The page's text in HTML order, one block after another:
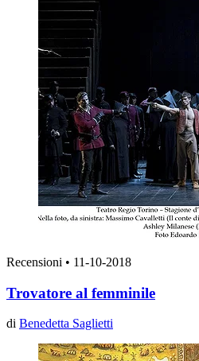
Recensioni • 11-10-2018
Trovatore al femminile
di Benedetta Saglietti